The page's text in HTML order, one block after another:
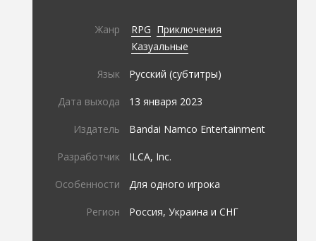
Жанр RPG Приключения
Казуальные
Язык Русский (субтитры)
Дата выхода 13 января 2023
Издатель Bandai Namco Entertainment
Разработчик ILCA, Inc.
Особенности Для одного игрока
Регион Россия, Украина и СНГ